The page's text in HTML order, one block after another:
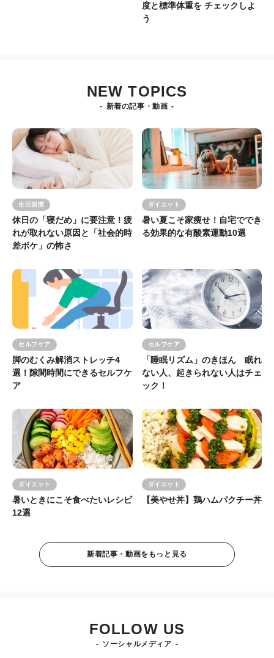
度と標準体重を チェックしよ
う
NEW TOPICS
新着の記事・動画
生活習慣
休日の「寝だめ」に要注意！疲
れが取れない原因と「社会的時
差ボケ」の怖さ
ダイエット
暑い夏こそ家痩せ！自宅ででき
る効果的な有酸素運動10選
セルフケア
脚のむくみ解消ストレッチ4
選！隙間時間にできるセルフケ
ア
セルフケア
「睡眠リズム」のきほん 眠れ
ない人、起きられない人はチェ
ック！
ダイエット
暑いときにこそ食べたいレシピ
12選
ダイエット
【美やせ丼】鶏ハムパクチー丼
新着記事・動画をもっと見る
FOLLOW US
ソーシャルメディア